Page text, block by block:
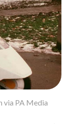
via PA Media